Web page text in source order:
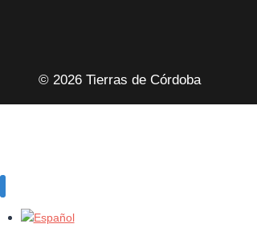
© 2026 Tierras de Córdoba